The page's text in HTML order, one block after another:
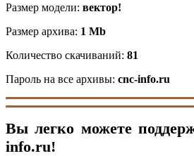
можно применить для создания
моделей (данные ищите в
страницах сайта).
Размер модели: вектор!
Размер архива: 1 Mb
Количество скачиваний: 81
Пароль на все архивы: cnc-info.ru
Вы легко можете
info.ru!